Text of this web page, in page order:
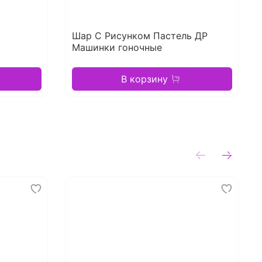
Шар С Рисунком Пастель ДР
Машинки гоночные
В корзину